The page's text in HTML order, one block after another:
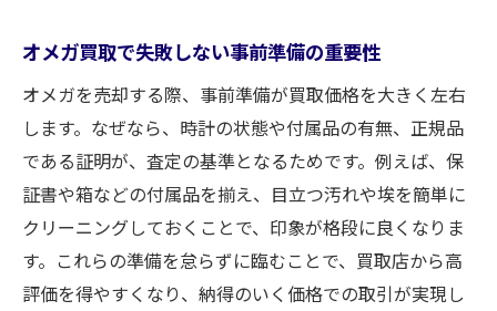
ック
傷や不動でもオメガ買取価格を上げる工夫
付属品なしのオメガ買取で意識すべき点
買取前の簡単なメンテナンスで印象アップ
オメガ買取時に説明すべき時計の履歴とは
古いオメガの買取でも高値を目指すコツ
状態が悪い場合の買取交渉の進め方
オメガ買取で失敗しない事前準備の重要性
オメガを売却する際、事前準備が買取価格を大きく左右
します。なぜなら、時計の状態や付属品の有無、正規品
である証明が、査定の基準となるためです。例えば、保
証書や箱などの付属品を揃え、目立つ汚れや埃を簡単に
クリーニングしておくことで、印象が格段に良くなりま
す。これらの準備を怠らずに臨むことで、買取店から高
評価を得やすくなり、納得のいく価格での取引が実現し